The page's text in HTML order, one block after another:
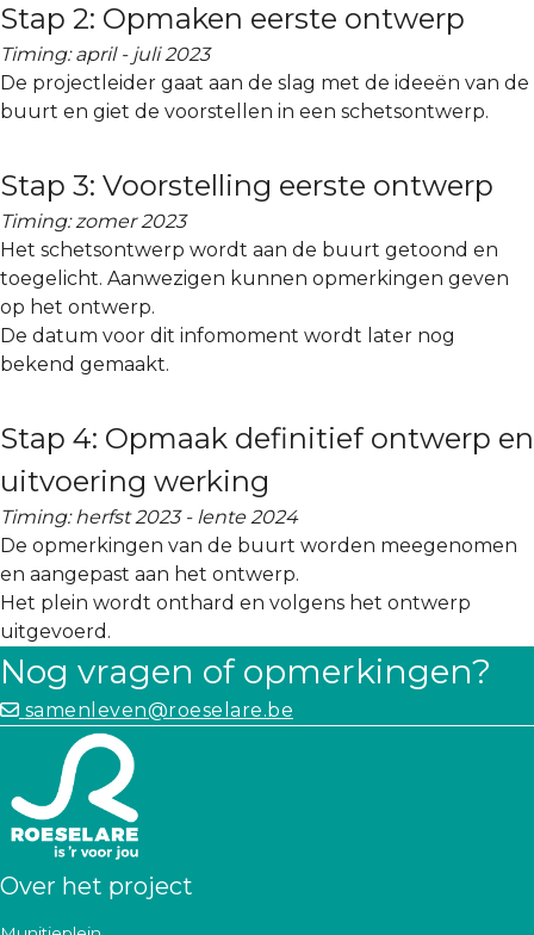
Stap 2: Opmaken eerste ontwerp
Timing: april - juli 2023
De projectleider gaat aan de slag met de ideeën van de
buurt en giet de voorstellen in een schetsontwerp.
Stap 3: Voorstelling eerste ontwerp
Timing: zomer 2023
Het schetsontwerp wordt aan de buurt getoond en
toegelicht. Aanwezigen kunnen opmerkingen geven
op het ontwerp.
De datum voor dit infomoment wordt later nog
bekend gemaakt.
Stap 4: Opmaak definitief ontwerp en
uitvoering werking
Timing: herfst 2023 - lente 2024
De opmerkingen van de buurt worden meegenomen
en aangepast aan het ontwerp.
Het plein wordt onthard en volgens het ontwerp
uitgevoerd.
Nog vragen of opmerkingen?
samenleven@roeselare.be
Over het project